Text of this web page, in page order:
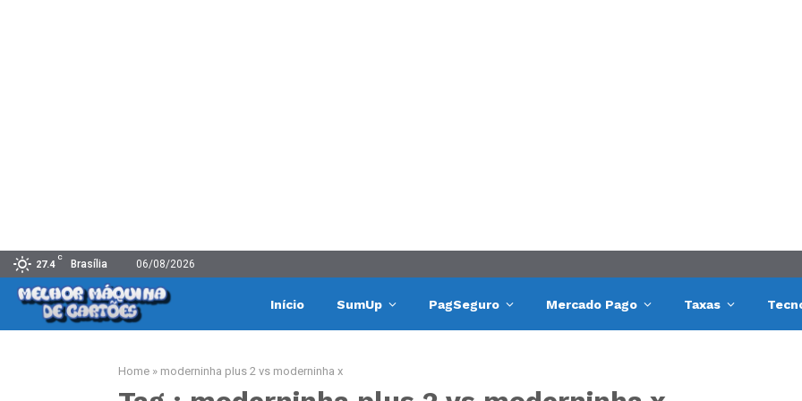
27.4
C
Brasília 06/08/2026
Início SumUp PagSeguro Mercado Pago Taxas
Home » moderninha plus 2 vs moderninha x